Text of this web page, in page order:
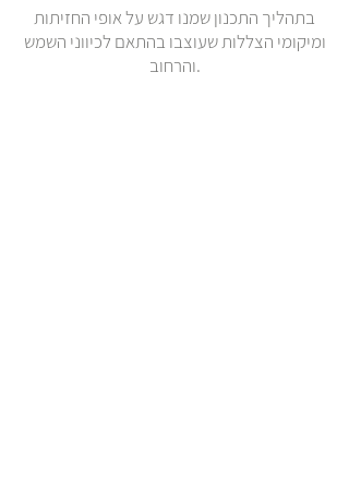
בתהליך התכנון שמנו דגש על אופי החזיתות
ומיקומי הצללות שעוצבו בהתאם לכיווני השמש
והרחוב.